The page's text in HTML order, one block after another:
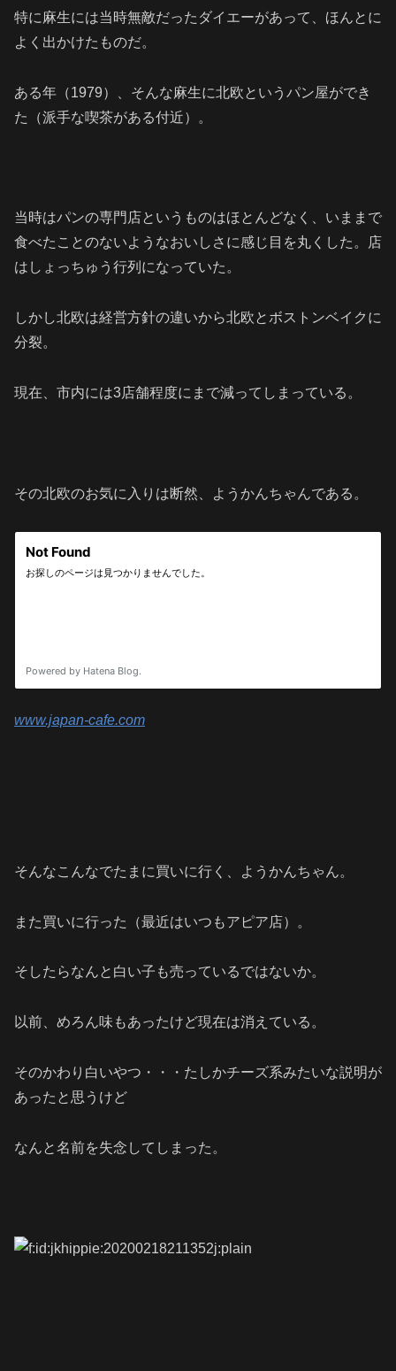
特に麻生には当時無敵だったダイエーがあって、ほんとに
よく出かけたものだ。
ある年（1979）、そんな麻生に北欧というパン屋ができ
た（派手な喫茶がある付近）。
当時はパンの専門店というものはほとんどなく、いままで
食べたことのないようなおいしさに感じ目を丸くした。店
はしょっちゅう行列になっていた。
しかし北欧は経営方針の違いから北欧とボストンベイクに
分裂。
現在、市内には3店舗程度にまで減ってしまっている。
その北欧のお気に入りは断然、ようかんちゃんである。
www.japan-cafe.com
そんなこんなでたまに買いに行く、ようかんちゃん。
また買いに行った（最近はいつもアピア店）。
そしたらなんと白い子も売っているではないか。
以前、めろん味もあったけど現在は消えている。
そのかわり白いやつ・・・たしかチーズ系みたいな説明が
あったと思うけど
なんと名前を失念してしまった。